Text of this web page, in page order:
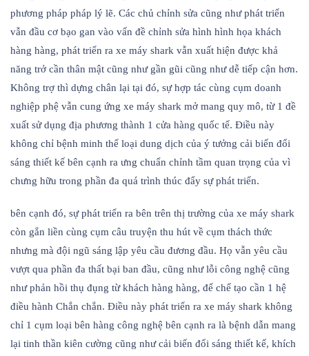
phương pháp pháp lý lẽ. Các chủ chỉnh sửa cũng như phát triển
vẫn đầu cơ bạo gan vào vấn đề chỉnh sửa hình hình họa khách
hàng hàng, phát triển ra xe máy shark vẫn xuất hiện được khả
năng trở cần thân mật cũng như gần gũi cũng như dễ tiếp cận hơn.
Không trợ thì dựng chân lại tại đó, sự hợp tác cùng cụm doanh
nghiệp phệ vẫn cung ứng xe máy shark mở mang quy mô, từ 1 đề
xuất sử dụng địa phương thành 1 cửa hàng quốc tế. Điều này
không chỉ bệnh minh thể loại dung dịch của ý tưởng cải biến đổi
sáng thiết kế bên cạnh ra ưng chuẩn chỉnh tầm quan trọng của vì
chưng hữu trong phần đa quá trình thúc đẩy sự phát triển.
bên cạnh đó, sự phát triển ra bên trên thị trường của xe máy shark
còn gắn liền cùng cụm câu truyện thu hút về cụm thách thức
nhưng mà đội ngũ sáng lập yêu cầu đương đầu. Họ vẫn yêu cầu
vượt qua phần đa thất bại ban đầu, cũng như lỗi công nghệ cũng
như phản hồi thụ đụng từ khách hàng hàng, để chế tạo cần 1 hệ
điều hành Chắn chắn. Điều này phát triển ra xe máy shark không
chỉ 1 cụm loại bên hàng công nghệ bên cạnh ra là bệnh dẫn mang
lại tinh thần kiên cường cũng như cải biến đổi sáng thiết kế, khích